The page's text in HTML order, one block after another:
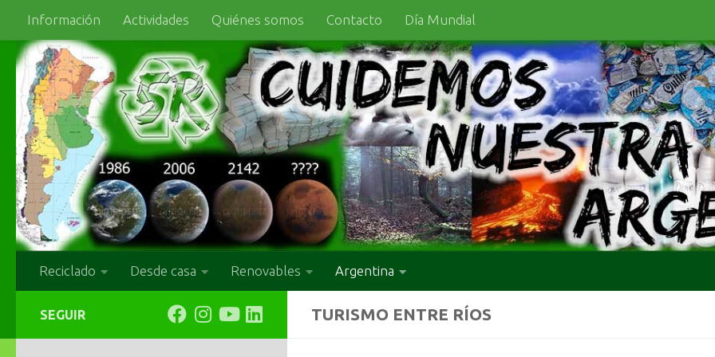
Skip to content
Información Actividades Quiénes somos Contacto Día Mundial
Reciclado Desde casa Renovables Argentina
TURISMO ENTRE RÍOS
SEGUIR